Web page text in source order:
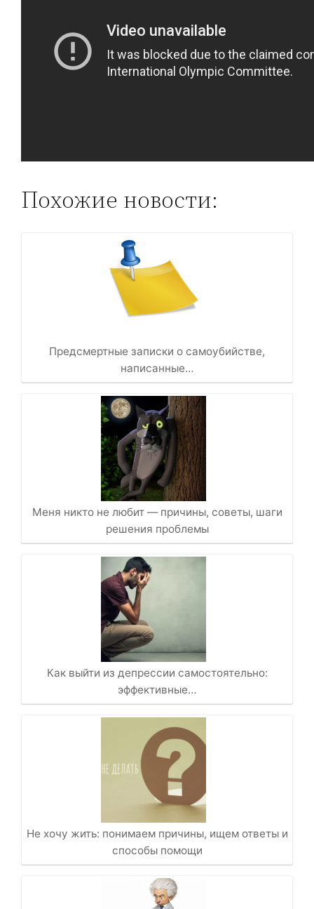
Похожие новости:
Предсмертные записки о самоубийстве,
написанные…
Меня никто не любит — причины, советы, шаги
решения проблемы
Как выйти из депрессии самостоятельно:
эффективные…
Не хочу жить: понимаем причины, ищем ответы и
способы помощи